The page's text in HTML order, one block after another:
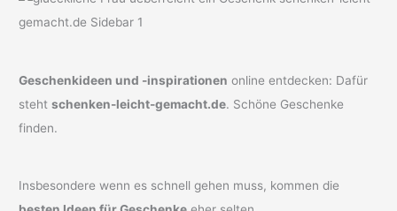
Geschenkideen und -inspirationen online entdecken: Dafür
stehtschenken-leicht-gemacht.de. Schöne Geschenke
finden.
Insbesondere wenn es schnell gehen muss, kommen die